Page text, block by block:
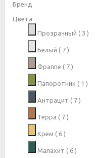
Бренд
Цвета
Прозрачный ( 3 )
Белый ( 7 )
Фраппе ( 7 )
Папоротник ( 1 )
Антрацит ( 7 )
Терра ( 7 )
Крем ( 6 )
Малахит ( 6 )